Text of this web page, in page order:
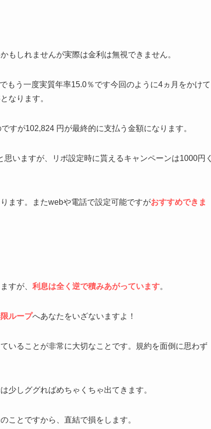
もしれませんが実際は金利は無視できません。
もう一度実質年率15.0％です今回のように4ヵ月をかけて
なります。
すが102,824 円が最終的に支払う金額になります。
いますが、リボ設定時に貰えるキャンペーンは1000円く
ます。またwebや電話で設定可能ですがおすすめできま
すが、 利息は全く逆で積みあがっています。
ループへあなたをいざないますよ！
いることが非常に大切なことです。規約を面倒に思わず
少しググればめちゃくちゃ出てきます。
ことですから、直結で損をします。